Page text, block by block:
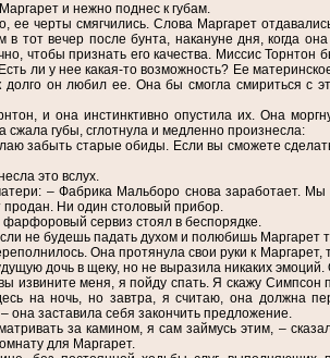
и нежно поднес к губам.
ее черты смягчились. Слова Маргарет
тот вечер после бунта, накануне дня, когда
чтобы признать его качества. Миссис
ли у нее какая-то возможность? Ее
долго он любил ее. Она бы смогла смириться с
и она инстинктивно опустила их. Она
сжала губы, сглотнула и медленно произнесла:
забыть старые обиды. Если вы сможете
это вслух.
– Фабрика Мальборо снова заработает.
Ни один столовый прибор.
фарфоровый сервиз стоял в беспорядке.
не будешь падать духом и полюбишь Маргарет
Она протянула свои руки к
дочь в щеку, но не выразила никаких эмоций.
извините меня, я пойду спать. Я скажу Симпсон
на ночь, но завтра, я считаю, она должна
заставила себя закончить предложение.
за камином, я сам займусь этим, –
для Маргарет.